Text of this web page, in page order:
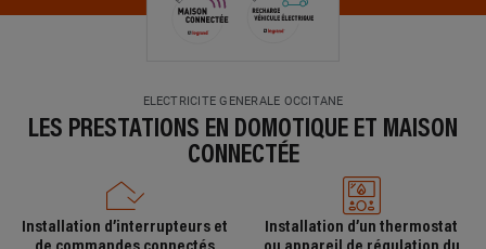
ELECTRICITE GENERALE OCCITANE
LES PRESTATIONS EN DOMOTIQUE ET MAISON
CONNECTÉE
Installation d’interrupteurs et
Installation d’un thermostat